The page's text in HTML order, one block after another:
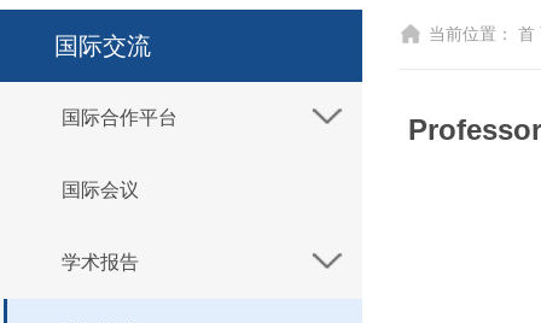
国际交流
国际合作平台
国际会议
学术报告
当前位置： 首